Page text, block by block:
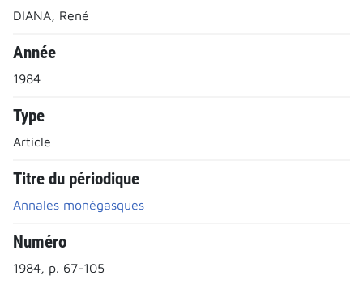
DIANA, René
Année
1984
Type
Article
Titre du périodique
Annales monégasques
Numéro
1984, p. 67-105